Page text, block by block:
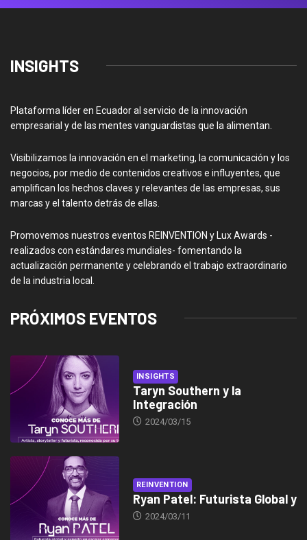
INSIGHTS
Plataforma líder en Ecuador al servicio de la innovación
empresarial y de las mentes vanguardistas que la alimentan.
Visibilizamos la innovación en el marketing, la comunicación y los
negocios, por medio de contenidos creativos e influyentes, que
amplifican los hechos claves y relevantes de las empresas, sus
marcas y el talento detrás de ellas.
Promovemos nuestros eventos REINVENTION y Lux Awards -
realizados con estándares mundiales- fomentando la
actualización permanente y celebrando el trabajo extraordinario
de la industria local.
PRÓXIMOS EVENTOS
INSIGHTS
Taryn Southern y la
Integración
2024/03/15
REINVENTION
Ryan Patel: Futurista Global y
2024/03/11